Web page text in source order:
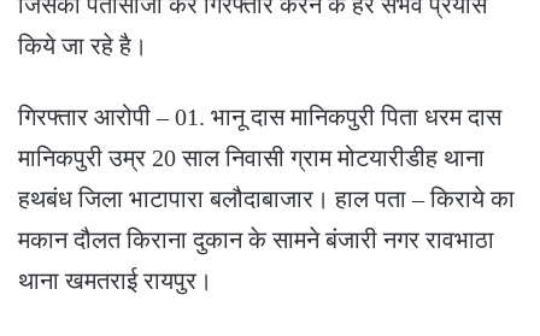
किये जा रहे है।
गिरफ्तार आरोपी – 01. भानू दास मानिकपुरी पिता धरम दास
मानिकपुरी उम्र 20 साल निवासी ग्राम मोटयारीडीह थाना
हथबंध जिला भाटापारा बलौदाबाजार। हाल पता – किराये का
मकान दौलत किराना दुकान के सामने बंजारी नगर रावभाठा
थाना खमतराई रायपुर।